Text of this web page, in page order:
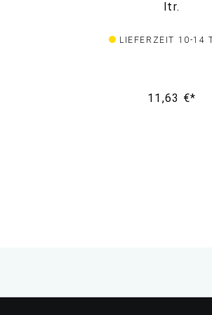
ltr.
LIEFERZEIT 10-14
11,63 €*